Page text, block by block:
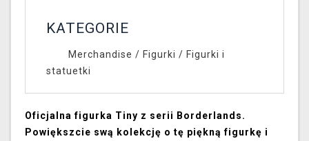
KATEGORIE
Merchandise / Figurki / Figurki i
statuetki
Oficjalna figurka Tiny z serii Borderlands.
Powiększcie swą kolekcję o tę piękną figurkę i